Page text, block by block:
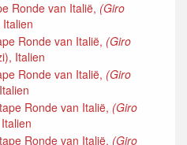
Ronde van Italië, (Giro
Ronde van Italië, (Giro
Italien
Ronde van Italië, (Giro
Ronde van Italië, (Giro
Ronde van Italië, (Giro